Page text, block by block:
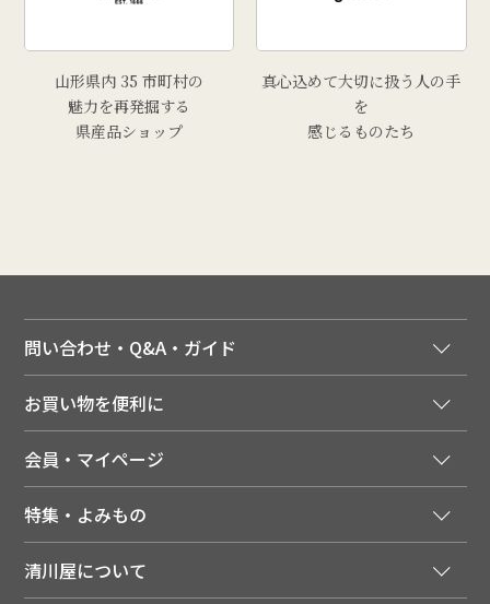
山形県内 35 市町村の
魅力を再発掘する
県産品ショップ
真心込めて大切に扱う人の手
を
感じるものたち
問い合わせ・Q&A・ガイド
ご利用ガイド
領収書について
送料について
配達日について
返品について
お買い物を便利に
季節のカタログを無料でお届け
店舗・ECポイント共通アプリ
LINEお友だち登録
会員・マイページ
会員特典について
注文履歴
特集・よみもの
メディア掲載商品
清川屋について